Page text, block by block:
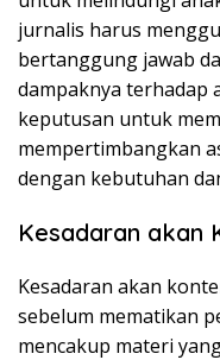
jurnalis harus
bertanggung jawab
dampaknya terhadap
keputusan untuk
mempertimbangkan
dengan kebutuhan
Kesadaran akan
Kesadaran akan
sebelum mematikan
mencakup materi